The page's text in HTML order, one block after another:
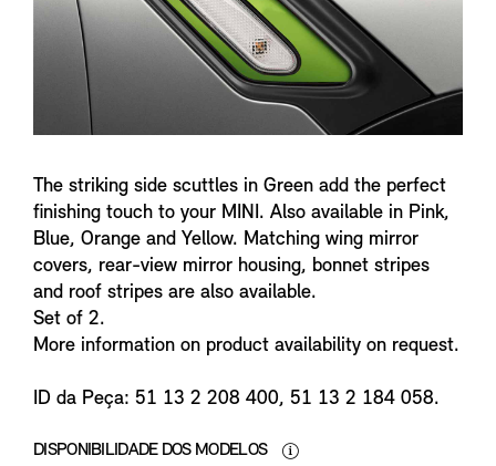
The striking side scuttles in Green add the perfect
finishing touch to your MINI. Also available in Pink,
Blue, Orange and Yellow. Matching wing mirror
covers, rear-view mirror housing, bonnet stripes
and roof stripes are also available.
Set of 2.
More information on product availability on request.
ID da Peça: 51 13 2 208 400, 51 13 2 184 058.
DISPONIBILIDADE DOS MODELOS